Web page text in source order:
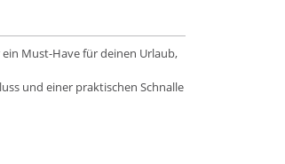
Must-Have für deinen Urlaub,
und einer praktischen Schnalle